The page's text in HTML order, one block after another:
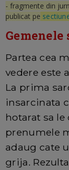
- fragmente din
publicat pe
Partea cea
vedere este
La prima
insarcinata
hotarat sa
prenumele
adaug cate
grija.